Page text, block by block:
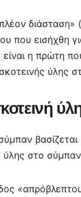
e
n
g
er
a
m
διάσταση»
που εισήχθη
είναι η πρώτη
ύλης
ύλης στο